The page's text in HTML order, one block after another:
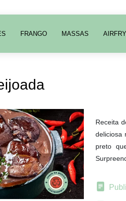
FRANGO MASSAS
Receita
deliciosa
preto